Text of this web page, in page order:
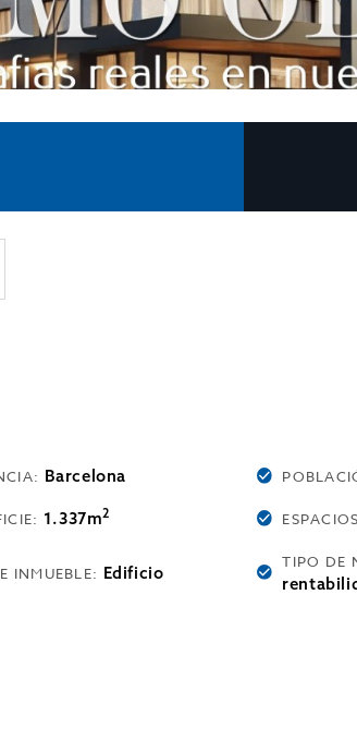
Barcelona
1.337m2
INMUEBLE: Edificio
TIPO DE